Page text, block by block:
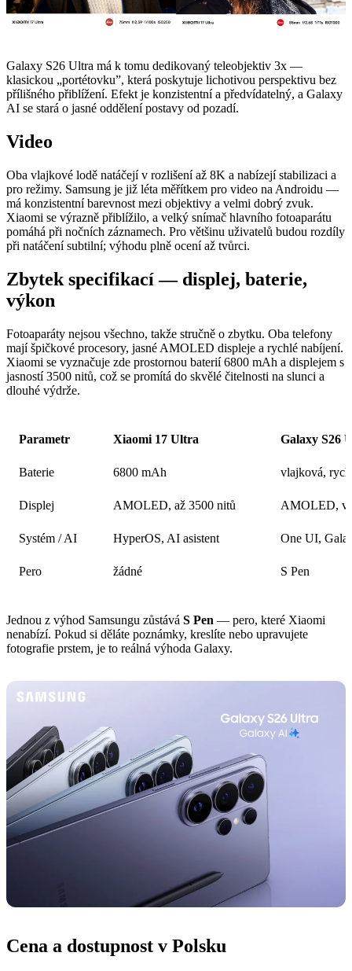
Galaxy S26 Ultra má k tomu dedikovaný teleobjektiv 3x —
klasickou „portétovku”, která poskytuje lichotivou perspektivu bez
přílišného přiblížení. Efekt je konzistentní a předvídatelný, a Galaxy
AI se stará o jasné oddělení postavy od pozadí.
Video
Oba vlajkové lodě natáčejí v rozlišení až 8K a nabízejí stabilizaci a
pro režimy. Samsung je již léta měřítkem pro video na Androidu —
má konzistentní barevnost mezi objektivy a velmi dobrý zvuk.
Xiaomi se výrazně přiblížilo, a velký snímač hlavního fotoaparátu
pomáhá při nočních záznamech. Pro většinu uživatelů budou rozdíly
při natáčení subtilní; výhodu plně ocení až tvůrci.
Zbytek specifikací — displej, baterie,
výkon
Fotoaparáty nejsou všechno, takže stručně o zbytku. Oba telefony
mají špičkové procesory, jasné AMOLED displeje a rychlé nabíjení.
Xiaomi se vyznačuje zde prostornou baterií 6800 mAh a displejem s
jasností 3500 nitů, což se promítá do skvělé čitelnosti na slunci a
dlouhé výdrže.
Parametr Xiaomi 17 Ultra Galaxy S26
Baterie 6800 mAh vlajková,
Displej AMOLED, až 3500 nitů AMOLED,
Systém / AI HyperOS, AI asistent One UI,
Pero žádné S Pen
Jednou z výhod Samsungu zůstává S Pen — pero, které Xiaomi
nenabízí. Pokud si děláte poznámky, kreslíte nebo upravujete
fotografie prstem, je to reálná výhoda Galaxy.
Cena a dostupnost v Polsku